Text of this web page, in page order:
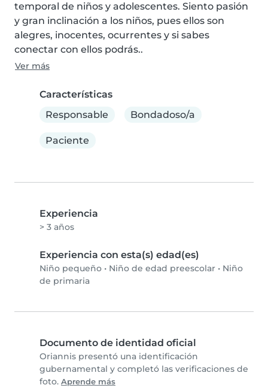
temporal de niños y adolescentes. Siento pasión
y gran inclinación a los niños, pues ellos son
alegres, inocentes, ocurrentes y si sabes
conectar con ellos podrás..
Ver más
Características
Responsable
Bondadoso/a
Paciente
Experiencia
> 3 años
Experiencia con esta(s) edad(es)
Niño pequeño • Niño de edad preescolar • Niño
de primaria
Documento de identidad oficial
Oriannis presentó una identificación
gubernamental y completó las verificaciones de
foto. Aprende más